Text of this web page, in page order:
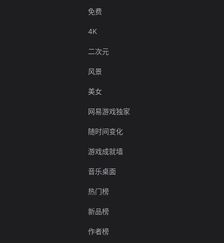
免费
4K
二次元
风景
美女
网易游戏独家
随时间变化
游戏成就墙
音乐桌面
热门榜
新品榜
作者榜